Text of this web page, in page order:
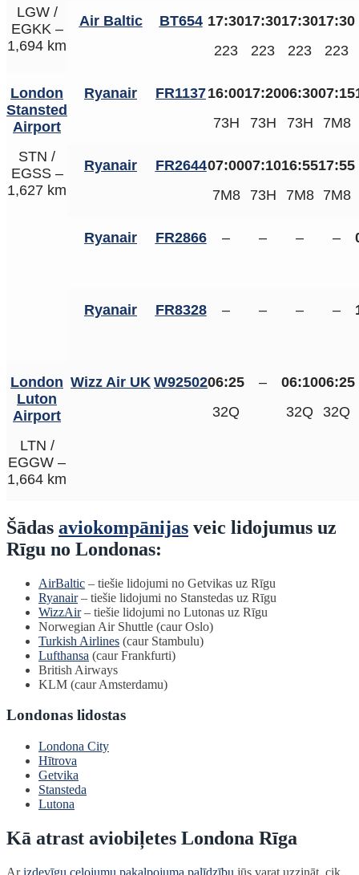
LGW /
EGKK –
1,694 km
Air Baltic BT654 17:30
223
17:30
223
17:30
223
17:30
223
London
Stansted
Airport
STN /
EGSS –
1,627 km
Ryanair FR113716:00
73H
17:20
73H
06:30
73H
07:15
7M8
Ryanair FR264407:00
7M8
07:10
73H
16:55
7M8
17:55
7M8
Ryanair FR2866 – – – –
Ryanair FR8328 – – – –
London
Luton
Airport
LTN /
EGGW –
1,664 km
Wizz Air UK W9250206:25
32Q
–
06:10
32Q
06:25
32Q
Šādas aviokompānijas veic lidojumus uz
Rīgu no Londonas:
AirBaltic – tiešie lidojumi no Getvikas uz Rīgu
Ryanair– tiešie lidojumi no Stanstedas uz Rīgu
WizzAir– tiešie lidojumi no Lutonas uz Rīgu
Norwegian Air Shuttle (caur Oslo)
Turkish Airlines (caur Stambulu)
Lufthansa (caur Frankfurti)
British Airways
KLM (caur Amsterdamu)
Londonas lidostas
Londona City
Hītrova
Getvika
Stansteda
Lutona
Kā atrast aviobiļetes Londona Rīga
Arizdevīgu ceļojumu pakalpojuma palīdzību jūs varat uzzināt, cik